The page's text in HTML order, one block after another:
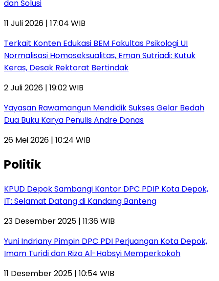
dan Solusi
11 Juli 2026 | 17:04 WIB
Terkait Konten Edukasi BEM Fakultas Psikologi UI
Normalisasi Homoseksualitas, Eman Sutriadi: Kutuk
Keras, Desak Rektorat Bertindak
2 Juli 2026 | 19:02 WIB
Yayasan Rawamangun Mendidik Sukses Gelar Bedah
Dua Buku Karya Penulis Andre Donas
26 Mei 2026 | 10:24 WIB
Politik
KPUD Depok Sambangi Kantor DPC PDIP Kota Depok,
IT: Selamat Datang di Kandang Banteng
23 Desember 2025 | 11:36 WIB
Yuni Indriany Pimpin DPC PDI Perjuangan Kota Depok,
Imam Turidi dan Riza Al-Habsyi Memperkokoh
11 Desember 2025 | 10:54 WIB